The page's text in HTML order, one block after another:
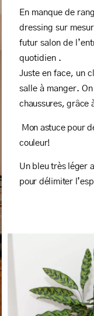
En manque de
dressing sur
futur salon de
quotidien .
Juste en face, un
salle à manger.
chaussures, grâce
Mon astuce pour
couleur!
Un bleu très léger
pour délimiter